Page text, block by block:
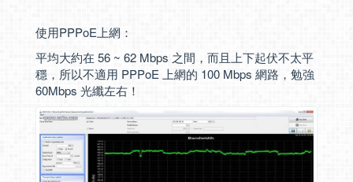
使用PPPoE上網：
平均大約在 56 ~ 62 Mbps 之間，而且上下起伏不太平
穩，所以不適用 PPPoE 上網的 100 Mbps 網路，勉強
60Mbps 光纖左右！